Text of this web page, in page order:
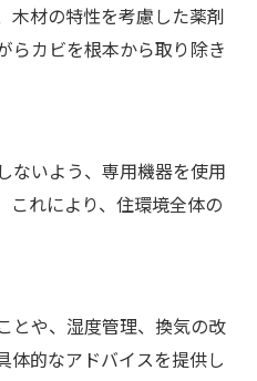
木材の特性を考慮した薬剤
らカビを根本から取り除き
ないよう、専用機器を使用
これにより、住環境全体の
とや、湿度管理、換気の改
体的なアドバイスを提供し